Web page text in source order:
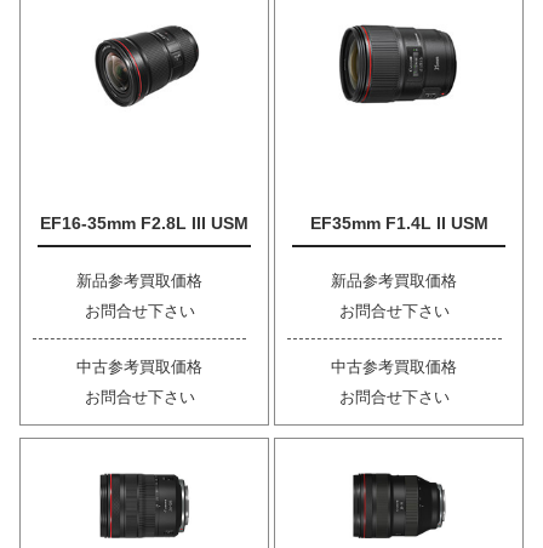
EF16-35mm F2.8L III USM
新品参考買取価格
お問合せ下さい
中古参考買取価格
お問合せ下さい
EF35mm F1.4L II USM
新品参考買取価格
お問合せ下さい
中古参考買取価格
お問合せ下さい